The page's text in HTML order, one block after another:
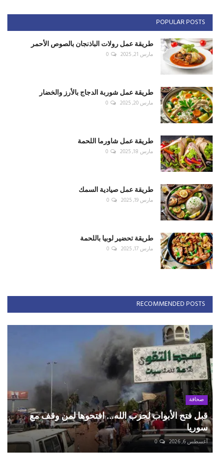
POPULAR POSTS
طريقة عمل رولات الباذنجان بالصوص الأحمر
مارس 21, 2025 0
طريقة عمل شوربة الدجاج بالأرز والخضار
مارس 20, 2025 0
طريقة عمل شاورما اللحمة
مارس 18, 2025 0
طريقة عمل صيادية السمك
مارس 19, 2025 0
طريقة تحضير لوبيا باللحمة
مارس 17, 2025 0
RECOMMENDED POSTS
صحافة
قبل فتح الأبواب لحزب الله... افتحوها لمن وقف مع
سوريا
أغسطس 6, 2026 0